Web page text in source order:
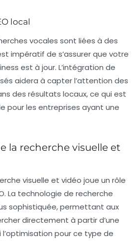
local
vocales sont liées à des
impératif de s’assurer que votre
est à jour. L’intégration de
aidera à capter l’attention des
des résultats locaux, ce qui est
pour les entreprises ayant une
la recherche visuelle et
visuelle et vidéo joue un rôle
La technologie de recherche
sophistiquée, permettant aux
directement à partir d’une
pour ce type de